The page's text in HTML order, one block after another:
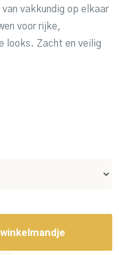
vakkundig op elkaar
voor rijke,
looks. Zacht en veilig